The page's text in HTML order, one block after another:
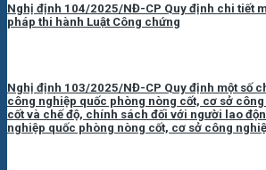
Nghị định 104/2025/NĐ-CP Quy định chi tiết
pháp thi hành Luật Công chứng
Nghị định 103/2025/NĐ-CP Quy định một số
công nghiệp quốc phòng nòng cốt, cơ sở
cốt và chế độ, chính sách đối với người lao
nghiệp quốc phòng nòng cốt, cơ sở công